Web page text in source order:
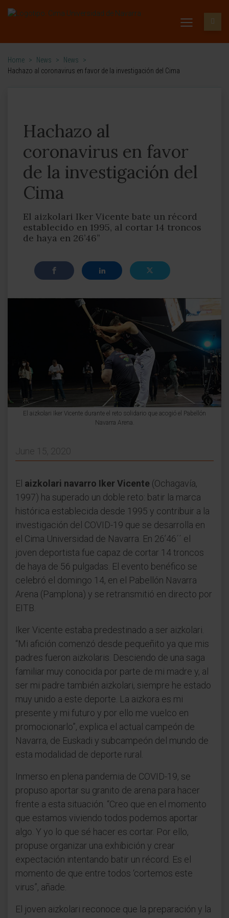
Home > News > News
>
Hachazo al coronavirus en favor de la investigación del Cima
Hachazo al
coronavirus en favor
de la investigación del
Cima
El aizkolari Iker Vicente bate un récord
establecido en 1995, al cortar 14 troncos
de haya en 26’46’’
El aizkolari Iker Vicente durante el reto solidario que acogió el Pabellón
Navarra Arena.
June 15, 2020
El aizkolari navarro Iker Vicente (Ochagavía,
1997) ha superado un doble reto: batir la marca
histórica establecida desde 1995 y contribuir a la
investigación del COVID-19 que se desarrolla en
el Cima Universidad de Navarra. En 26’46´´ el
joven deportista fue capaz de cortar 14 troncos
de haya de 56 pulgadas. El evento benéfico se
celebró el domingo 14, en el Pabellón Navarra
Arena (Pamplona) y se retransmitió en directo por
EITB.
Iker Vicente estaba predestinado a ser aizkolari.
“Mi afición comenzó desde pequeñito ya que mis
padres fueron aizkolaris. Desciendo de una saga
familiar muy conocida por parte de mi madre y, al
ser mi padre también aizkolari, siempre he estado
muy unido a este deporte. La aizkora es mi
presente y mi futuro y por ello me vuelco en
promocionarlo”, explica el actual campeón de
Navarra, de Euskadi y subcampeón del mundo de
esta modalidad de deporte rural.
Inmerso en plena pandemia de COVID-19, se
propuso aportar su granito de arena para hacer
frente a esta situación. “Creo que en el momento
que estamos viviendo todos podemos aportar
algo. Y yo lo que sé hacer es cortar. Por ello,
propuse organizar una exhibición y crear
expectación intentando batir un récord. Es el
momento de que entre todos ‘cortemos este
virus”, añade.
El joven aizkolari reconoce que la preparación y la